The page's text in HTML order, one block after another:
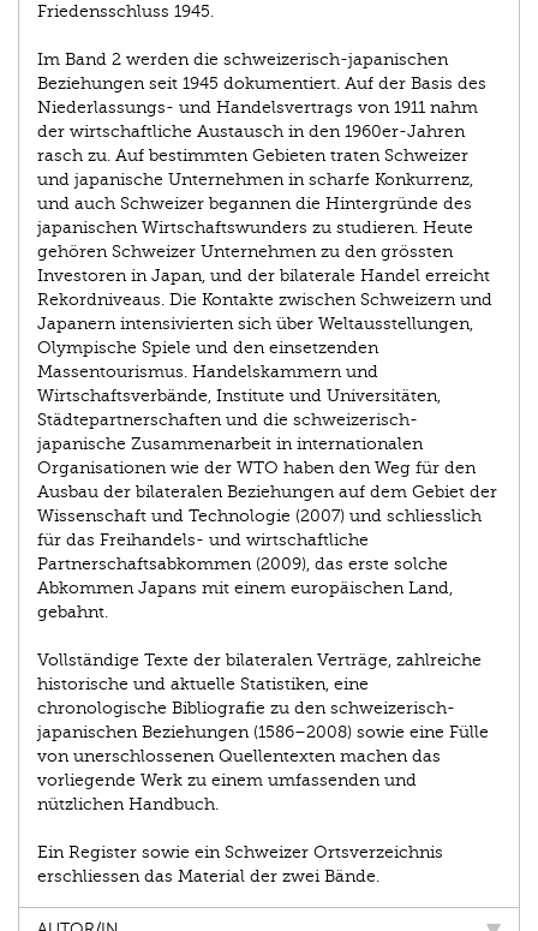
Friedensschluss 1945.
Im Band 2 werden die schweizerisch-japanischen
Beziehungen seit 1945 dokumentiert. Auf der Basis des
Niederlassungs- und Handelsvertrags von 1911 nahm
der wirtschaftliche Austausch in den 1960er-Jahren
rasch zu. Auf bestimmten Gebieten traten Schweizer
und japanische Unternehmen in scharfe Konkurrenz,
und auch Schweizer begannen die Hintergründe des
japanischen Wirtschaftswunders zu studieren. Heute
gehören Schweizer Unternehmen zu den grössten
Investoren in Japan, und der bilaterale Handel erreicht
Rekordniveaus. Die Kontakte zwischen Schweizern und
Japanern intensivierten sich über Weltausstellungen,
Olympische Spiele und den einsetzenden
Massentourismus. Handelskammern und
Wirtschaftsverbände, Institute und Universitäten,
Städtepartnerschaften und die schweizerisch-
japanische Zusammenarbeit in internationalen
Organisationen wie der WTO haben den Weg für den
Ausbau der bilateralen Beziehungen auf dem Gebiet der
Wissenschaft und Technologie (2007) und schliesslich
für das Freihandels- und wirtschaftliche
Partnerschaftsabkommen (2009), das erste solche
Abkommen Japans mit einem europäischen Land,
gebahnt.
Vollständige Texte der bilateralen Verträge, zahlreiche
historische und aktuelle Statistiken, eine
chronologische Bibliografie zu den schweizerisch-
japanischen Beziehungen (1586–2008) sowie eine Fülle
von unerschlossenen Quellentexten machen das
vorliegende Werk zu einem umfassenden und
nützlichen Handbuch.
Ein Register sowie ein Schweizer Ortsverzeichnis
erschliessen das Material der zwei Bände.